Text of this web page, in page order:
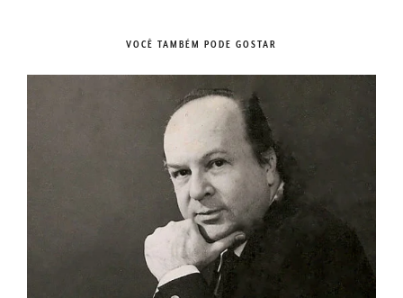
VOCÊ TAMBÉM PODE GOSTAR